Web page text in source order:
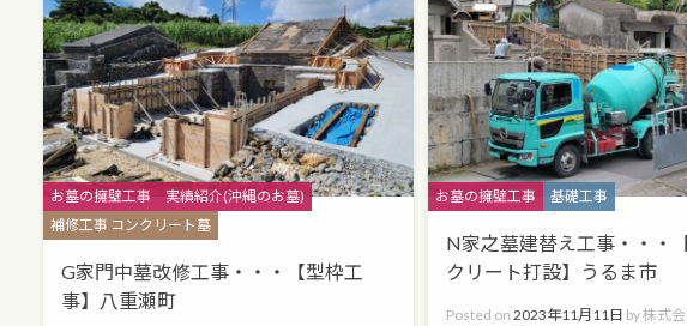
Categories
お墓の擁壁工事
実績紹介(沖縄のお墓)
補修工事 コンクリート墓
G家門中墓改修工事・・・【型枠工
事】八重瀬町
Categories
お墓の擁壁工事 基礎工事
N家之墓建替え工事・・・
クリート打設】うるま市
Posted on2023年11月11日 by株式